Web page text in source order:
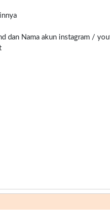
dan Nama akun instagram /